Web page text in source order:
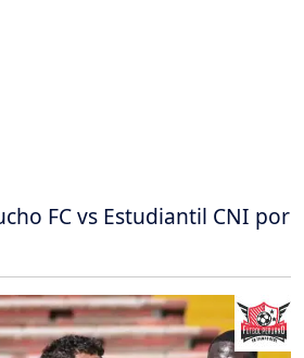
FC vs Estudiantil CNI por